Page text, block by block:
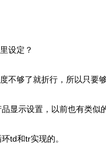
设定？
不够了就折行，所以只要
显示设置，以前也有类似
td和tr实现的。